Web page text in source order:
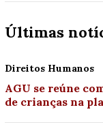
Últimas
Direitos Humanos
AGU se reúne
de crianças na